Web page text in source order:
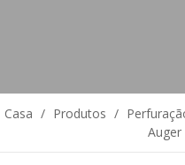
Casa / Produtos /
Auger